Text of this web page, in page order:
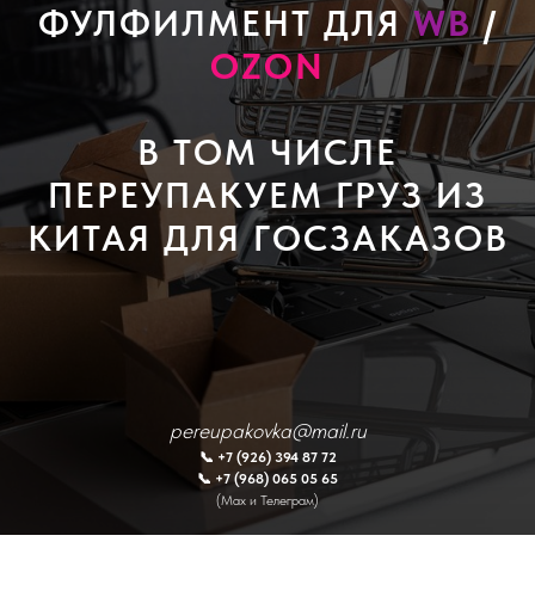
ФУЛФИЛМЕНТ ДЛЯWB/
OZON
В ТОМ ЧИСЛЕ
ПЕРЕУПАКУЕМ ГРУЗ ИЗ
КИТАЯ ДЛЯ ГОСЗАКАЗОВ
pereupakovka@mail.ru
📞 +7 (926) 394 87 72
📞 +7 (968) 065 05 65
(Max и Телеграм)